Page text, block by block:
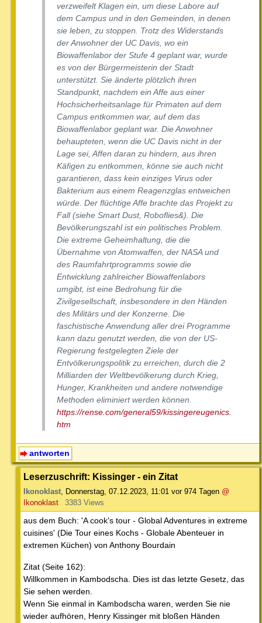
verzweifelt Klagen ein, um diese Labore auf
dem Campus und in den Gemeinden, in denen
sie leben, zu stoppen. Trotz des Widerstands
der Anwohner der UC Davis, wo ein
Biowaffenlabor der Stufe 4 geplant war, wurde
es von der Bürgermeisterin der Stadt
unterstützt. Sie änderte plötzlich ihren
Standpunkt, nachdem ein Affe aus einer
Hochsicherheitsanlage für Primaten auf dem
Campus entkommen war, auf dem das
Biowaffenlabor geplant war. Die Anwohner
behaupteten, wenn die UC Davis nicht in der
Lage sei, Affen daran zu hindern, aus ihren
Käfigen zu entkommen, könne sie auch nicht
garantieren, dass kein einziges Virus oder
Bakterium aus einem Reagenzglas entweichen
würde. Der flüchtige Affe brachte das Projekt zu
Fall (siehe Smart Dust, Roboflies&). Die
Bevölkerungszahl ist ein politisches Problem.
Die extreme Geheimhaltung, die die
Übernahme von Atomwaffen, der NASA und
des Raumfahrtprogramms sowie die
Entwicklung zahlreicher Biowaffenlabors
umgibt, ist eine Bedrohung für die
Zivilgesellschaft, insbesondere in den Händen
des Militärs und der Konzerne. Die
faschistische Anwendung aller drei Programme
kann dazu genutzt werden, die von der US-
Regierung festgelegten Ziele der
Entvölkerungspolitik zu erreichen, durch die 2
Milliarden der Weltbevölkerung durch Krieg,
Hunger, Krankheiten und andere notwendige
Methoden eliminiert werden können.
https://rense.com/general59/kissingereugenics.
htm
antworten
Leserzuschrift: Kissinger - ein Zitat
Ikonoklast Donnerstag, 07.12.2023, 11:01 vor 974 Tagen @
Ikonoklast
3383 Views
aus dem Buch: 'A cook's tour - Global Adventures in extreme
cuisines' (Die Tour eines Kochs - Globale Abenteuer in
extremen Küchen) von Anthony Bourdain
Zitat (Seite 162):
Willkommen in Kambodscha. Dies ist das letzte Gesetz, das
Sie sehen werden.
Wenn Sie einmal in Kambodscha waren, werden Sie nie
wieder aufhören, Henry Kissinger mit bloßen Händen